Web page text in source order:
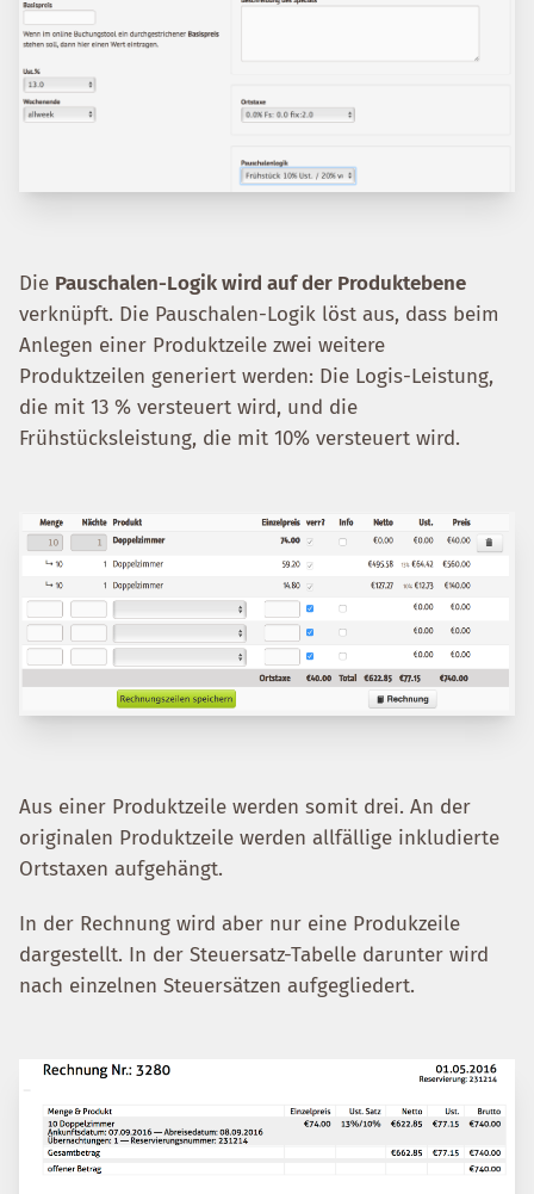
Die Pauschalen-Logik wird auf der Produktebene
verknüpft. Die Pauschalen-Logik löst aus, dass beim
Anlegen einer Produktzeile zwei weitere
Produktzeilen generiert werden: Die Logis-Leistung,
die mit 13 % versteuert wird, und die
Frühstücksleistung, die mit 10% versteuert wird.
Aus einer Produktzeile werden somit drei. An der
originalen Produktzeile werden allfällige inkludierte
Ortstaxen aufgehängt.
In der Rechnung wird aber nur eine Produkzeile
dargestellt. In der Steuersatz-Tabelle darunter wird
nach einzelnen Steuersätzen aufgegliedert.